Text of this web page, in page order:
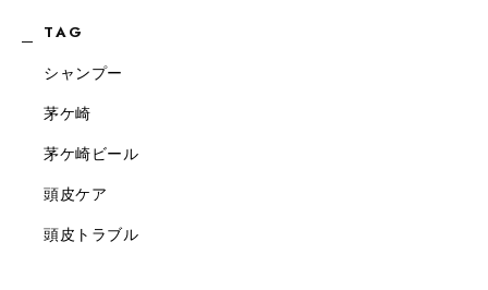
TAG
シャンプー
茅ケ崎
茅ケ崎ビール
頭皮ケア
頭皮トラブル